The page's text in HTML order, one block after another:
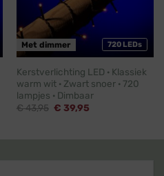
720 LEDs
Met dimmer
Kerstverlichting LED · Klassiek
warm wit · Zwart snoer · 720
lampjes · Dimbaar
€43,95 Oorspronkelijke
€ 39,95Huidige